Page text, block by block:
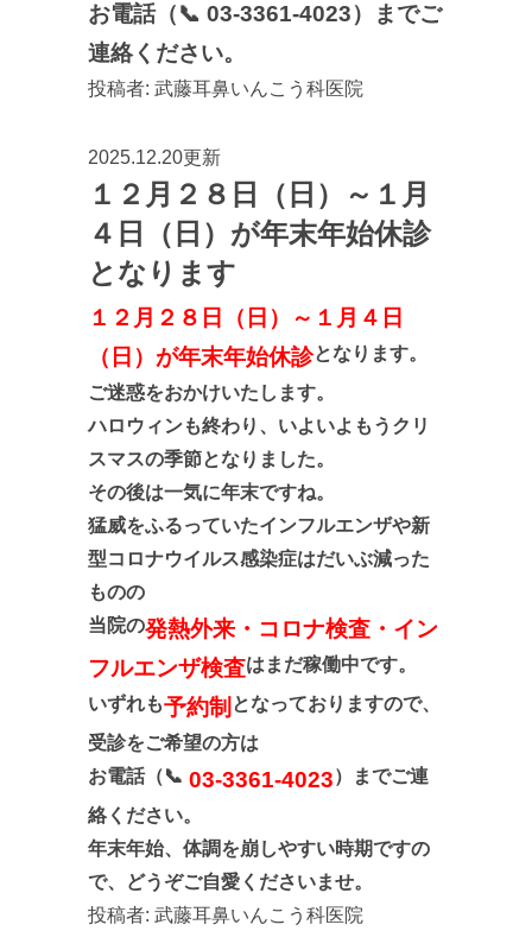
お電話（📞 03-3361-4023）までご
連絡ください。
投稿者: 武藤耳鼻いんこう科医院
2025.12.20更新
１２月２８日（日）～１月
４日（日）が年末年始休診
となります
１２月２８日（日）～１月４日
（日）が年末年始休診となります。
ご迷惑をおかけいたします。
ハロウィンも終わり、いよいよもうクリ
スマスの季節となりました。
その後は一気に年末ですね。
猛威をふるっていたインフルエンザや新
型コロナウイルス感染症はだいぶ減った
ものの
当院の発熱外来・コロナ検査・イン
フルエンザ検査はまだ稼働中です。
いずれも予約制 となっておりますので、
受診をご希望の方は
お電話（📞 03-3361-4023）までご連
絡ください。
年末年始、体調を崩しやすい時期ですの
で、どうぞご自愛くださいませ。
投稿者: 武藤耳鼻いんこう科医院